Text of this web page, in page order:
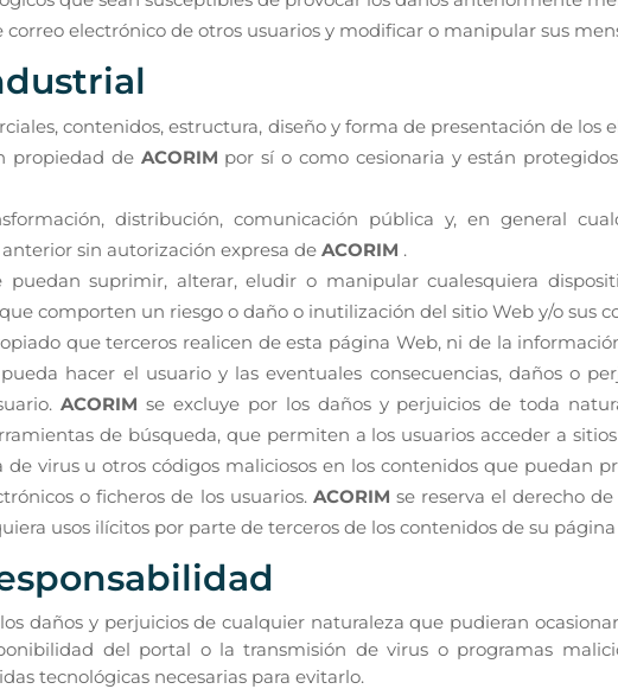
electrónico de otros usuarios y modificar o manipular sus
contenidos, estructura, diseño y forma de presentación de los
propiedad de ACORIM por sí o como cesionaria y están
distribución, comunicación pública y, en general
sin autorización expresa deACORIM .
suprimir, alterar, eludir o manipular cualesquiera
comporten un riesgo o daño o inutilización del sitio Web y/o sus
que terceros realicen de esta página Web, ni de la
hacer el usuario y las eventuales consecuencias, daños o
ACORIMse excluye por los daños y perjuicios de toda
de búsqueda, que permiten a los usuarios acceder a
virus u otros códigos maliciosos en los contenidos que puedan
o ficheros de los usuarios. ACORIM se reserva el derecho
usos ilícitos por parte de terceros de los contenidos de su
daños y perjuicios de cualquier naturaleza que pudieran
del portal o la transmisión de virus o programas
tecnológicas necesarias para evitarlo.